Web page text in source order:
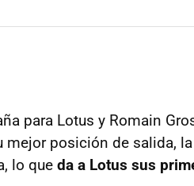
para Lotus y Romain
posición de salida,
lo que da a Lotus sus